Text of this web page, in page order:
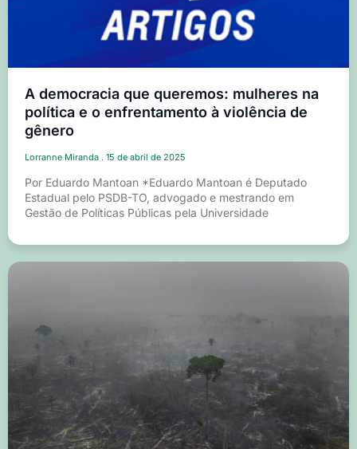
A democracia que queremos: mulheres na
política e o enfrentamento à violência de
gênero
Lorranne Miranda 15 de abril de 2025
Por Eduardo Mantoan *Eduardo Mantoan é Deputado
Estadual pelo PSDB-TO, advogado e mestrando em
Gestão de Políticas Públicas pela Universidade